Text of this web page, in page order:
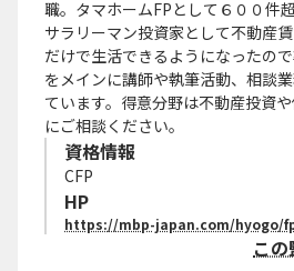
職。タマホームFPとして６００件
サラリーマン投資家として不動産
だけで生活できるようになったの
をメインに講師や執筆活動、相談
ています。得意分野は不動産投資
にご相談ください。
資格情報
CFP
HP
https://mbp-japan.com/hyogo/
こ